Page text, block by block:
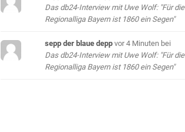
Das db24-Interview mit Uwe Wolf: "Für die
Regionalliga Bayern ist 1860 ein Segen"
sepp der blaue depp vor 4 Minuten bei
Das db24-Interview mit Uwe Wolf: "Für die
Regionalliga Bayern ist 1860 ein Segen"